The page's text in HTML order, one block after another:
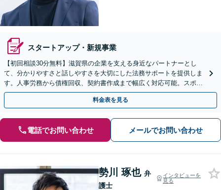
スタートアップ・新規事業
【初回相談30分無料】滋賀県の企業を支える身近なパートナーとし
て、分かりやすさと話しやすさを大切にした法務サポートを提供しま
す。人事労務から債権回収、契約書作成まで幅広く対応可能。スポッ
ト相談から顧問契約までお任せください【大津駅徒歩3分】
料金表を見る
電話でお問い合わせ メールでお問い合わせ
勢川 琢也 弁
護士
インタビューを
見る